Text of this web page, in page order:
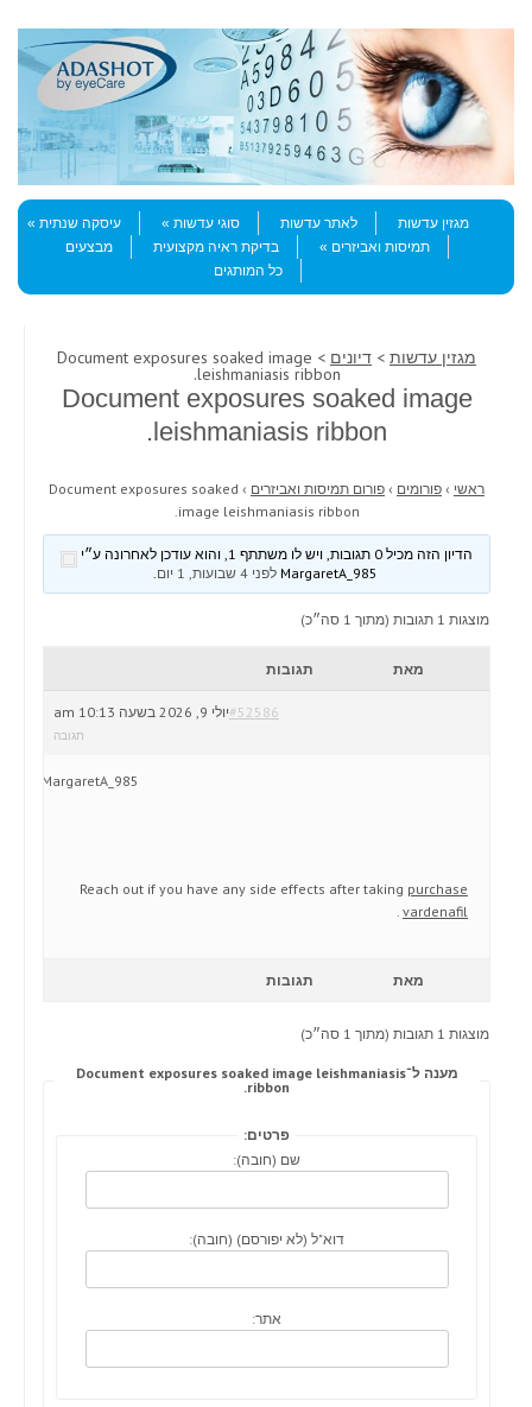
Menu
Skip to content
מגזין עדשות
לאתר עדשות סוגי עדשות
עיסקה שנתית
תמיסות ואביזרים
בדיקת ראיה מקצועית
מבצעים
כל המותגים
מגזין עדשות > דיונים > Document exposures soaked image
leishmaniasis ribbon.
Document exposures soaked image
leishmaniasis ribbon.
ראשי › פורומים › פורום תמיסות ואביזרים ›
Document exposures soaked
image leishmaniasis ribbon.
הדיון הזה מכיל 0 תגובות, ויש לו משתתף 1, והוא עודכן לאחרונה ע״י
לפני 4 שבועות, 1 יום .
מוצגות 1 תגובות (מתוך 1 סה״כ)
מאת תגובות
יולי 9, 2026 בשעה 10:13 am#52586
תגובה
MargaretA_985
Reach out if you have any side effects after taking purchase
vardenafil
.
מאת תגובות
מוצגות 1 תגובות (מתוך 1 סה״כ)
מענה ל־Document exposures soaked image leishmaniasis
ribbon.
פרטים:
שם (חובה):
דוא"ל (לא יפורסם) (חובה):
אתר: